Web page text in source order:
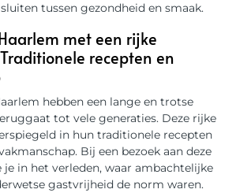
tussen gezondheid en smaak.
met een rijke
recepten en
hebben een lange en trotse
tot vele generaties. Deze rijke
in hun traditionele recepten
Bij een bezoek aan deze
je in het verleden, waar ambachtelijke
gastvrijheid de norm waren.